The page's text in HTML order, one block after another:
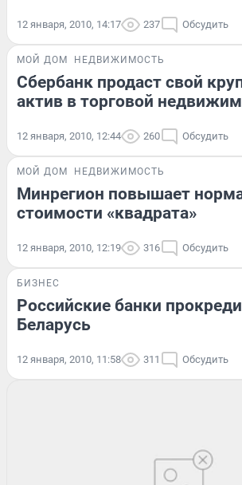
12 января, 2010, 14:17 237 Обсудить
МОЙ ДОМ НЕДВИЖИМОСТЬ
Сбербанк продаст свой
актив в торговой
12 января, 2010, 12:44 260 Обсудить
МОЙ ДОМ НЕДВИЖИМОСТЬ
Минрегион повышает
стоимости «квадрата»
12 января, 2010, 12:19 316 Обсудить
БИЗНЕС
Российские банки
Беларусь
12 января, 2010, 11:58 311 Обсудить